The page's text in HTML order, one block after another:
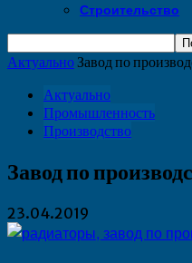
Строительство
АктуальноЗавод по
Актуально
Промышленность
Производство
Завод по
23.04.2019